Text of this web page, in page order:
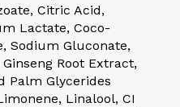
Citric Acid,
Lactate, Coco-
Sodium Gluconate,
Root Extract,
Palm Glycerides
Linalool, CI